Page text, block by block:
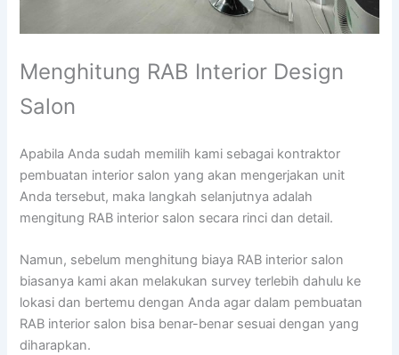
Menghitung RAB Interior Design
Salon
Apabila Anda sudah memilih kami sebagai kontraktor
pembuatan interior salon yang akan mengerjakan unit
Anda tersebut, maka langkah selanjutnya adalah
mengitung RAB interior salon secara rinci dan detail.
Namun, sebelum menghitung biaya RAB interior salon
biasanya kami akan melakukan survey terlebih dahulu ke
lokasi dan bertemu dengan Anda agar dalam pembuatan
RAB interior salon bisa benar-benar sesuai dengan yang
diharapkan.